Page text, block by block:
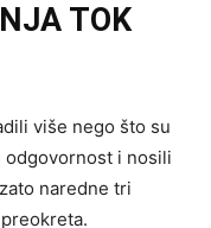
TOK
više nego što su
i nosili
naredne tri